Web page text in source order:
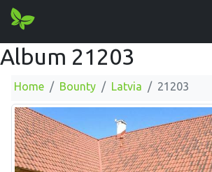
Album 21203
Home Bounty Latvia 21203